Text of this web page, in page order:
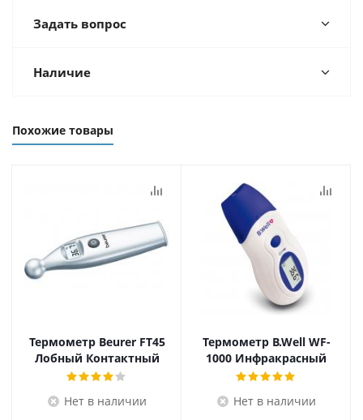
Задать вопрос
Наличие
Похожие товары
Термометр Beurer FT45
Лобный Контактный
Нет в наличии
Термометр B.Well WF-
1000 Инфракрасный
Нет в наличии